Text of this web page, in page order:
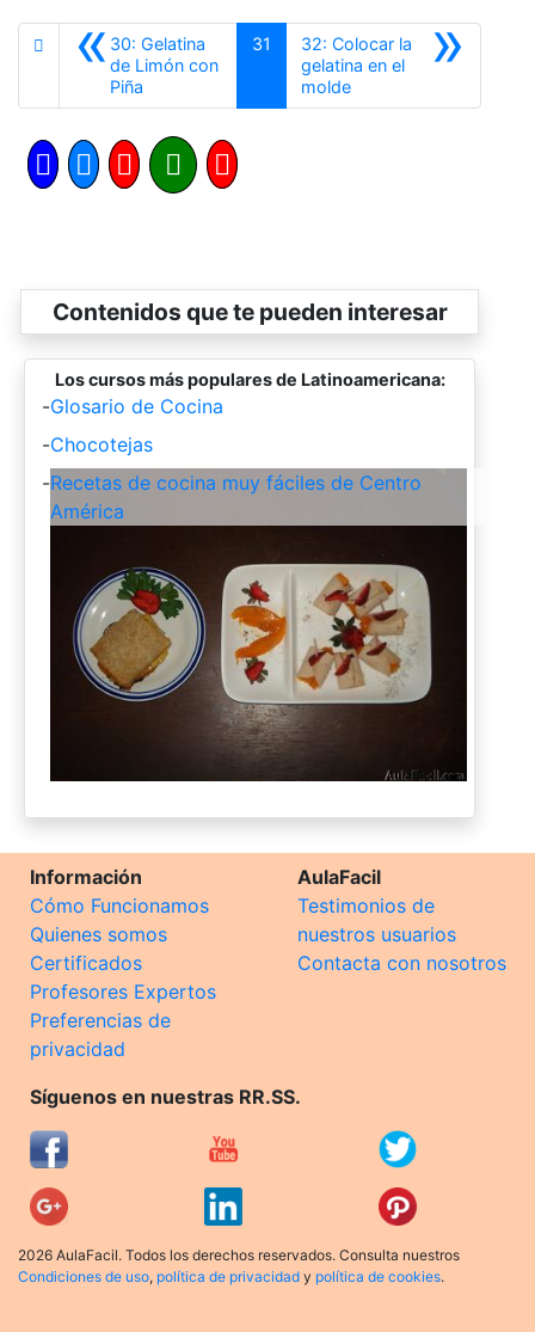
«30: Gelatina
de Limón con
Piña
31 »
32: Colocar la
gelatina en el
moldeSiguiente
Contenidos que te pueden interesar
Los cursos más populares de Latinoamericana:
-Glosario de Cocina
-Chocotejas
-Recetas de cocina muy fáciles de Centro
América
Información
Cómo Funcionamos
Quienes somos
Certificados
Profesores Expertos
Preferencias de
privacidad
AulaFacil
Testimonios de
nuestros usuarios
Contacta con nosotros
Síguenos en nuestras RR.SS.
2026 AulaFacil. Todos los derechos reservados. Consulta nuestros
Condiciones de uso, política de privacidad y política de cookies.